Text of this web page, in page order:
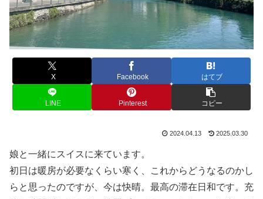
X Facebook はてブ
LINE Pinterest コピー
2024.04.13 2025.03.30
娘と一緒にスイスに来ています。
初日は暖房が必要なくらい寒く、これからどうなるのかし
らと思ったのですが、今は快晴。最高の滞在日和です。充